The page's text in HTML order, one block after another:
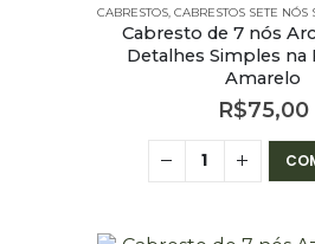
CABRESTOS, CABRESTOS SETE NÓS
Cabresto de 7 nós
Detalhes Simples na
Amarelo
R$75,00